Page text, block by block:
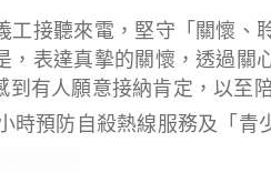
工接聽來電，堅守「關懷
表達真摰的關懷，透過
有人願意接納肯定，以至
預防自殺熱線服務及「青